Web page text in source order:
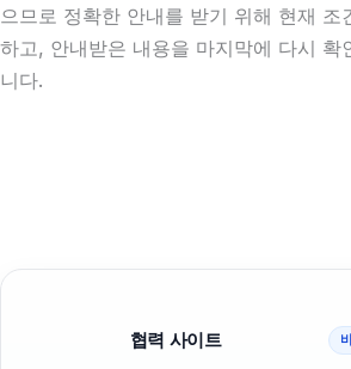
으므로 정확한 안내를 받기 위해 현재 조
하고, 안내받은 내용을 마지막에 다시 확
니다.
협력 사이트